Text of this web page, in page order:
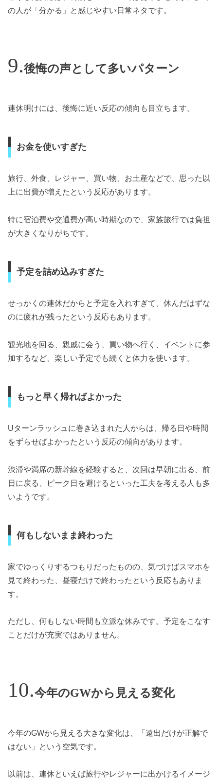
の人が「分かる」と感じやすい日常ネタです。
後悔の声として多いパターン
連休明けには、後悔に近い反応の傾向も目立ちます。
お金を使いすぎた
旅行、外食、レジャー、買い物、お土産などで、思った以
上に出費が増えたという反応があります。
特に宿泊費や交通費が高い時期なので、家族旅行では負担
が大きくなりがちです。
予定を詰め込みすぎた
せっかくの連休だからと予定を入れすぎて、休んだはずな
のに疲れが残ったという反応もあります。
観光地を回る、親戚に会う、買い物へ行く、イベントに参
加するなど、楽しい予定でも続くと体力を使います。
もっと早く帰ればよかった
Uターンラッシュに巻き込まれた人からは、帰る日や時間
をずらせばよかったという反応の傾向があります。
渋滞や満席の新幹線を経験すると、次回は早朝に出る、前
日に戻る、ピーク日を避けるといった工夫を考える人も多
いようです。
何もしないまま終わった
家でゆっくりするつもりだったものの、気づけばスマホを
見て終わった、昼寝だけで終わったという反応もありま
す。
ただし、何もしない時間も立派な休みです。予定をこなす
ことだけが充実ではありません。
今年のGWから見える変化
今年のGWから見える大きな変化は、「遠出だけが正解で
はない」という空気です。
以前は、連休といえば旅行やレジャーに出かけるイメージ